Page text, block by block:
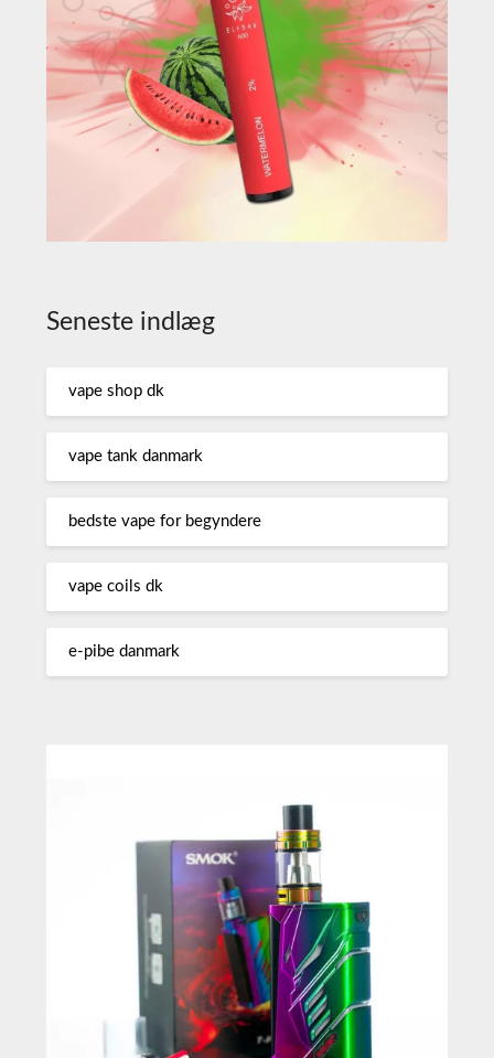
Seneste indlæg
vape shop dk
vape tank danmark
bedste vape for begyndere
vape coils dk
e-pibe danmark